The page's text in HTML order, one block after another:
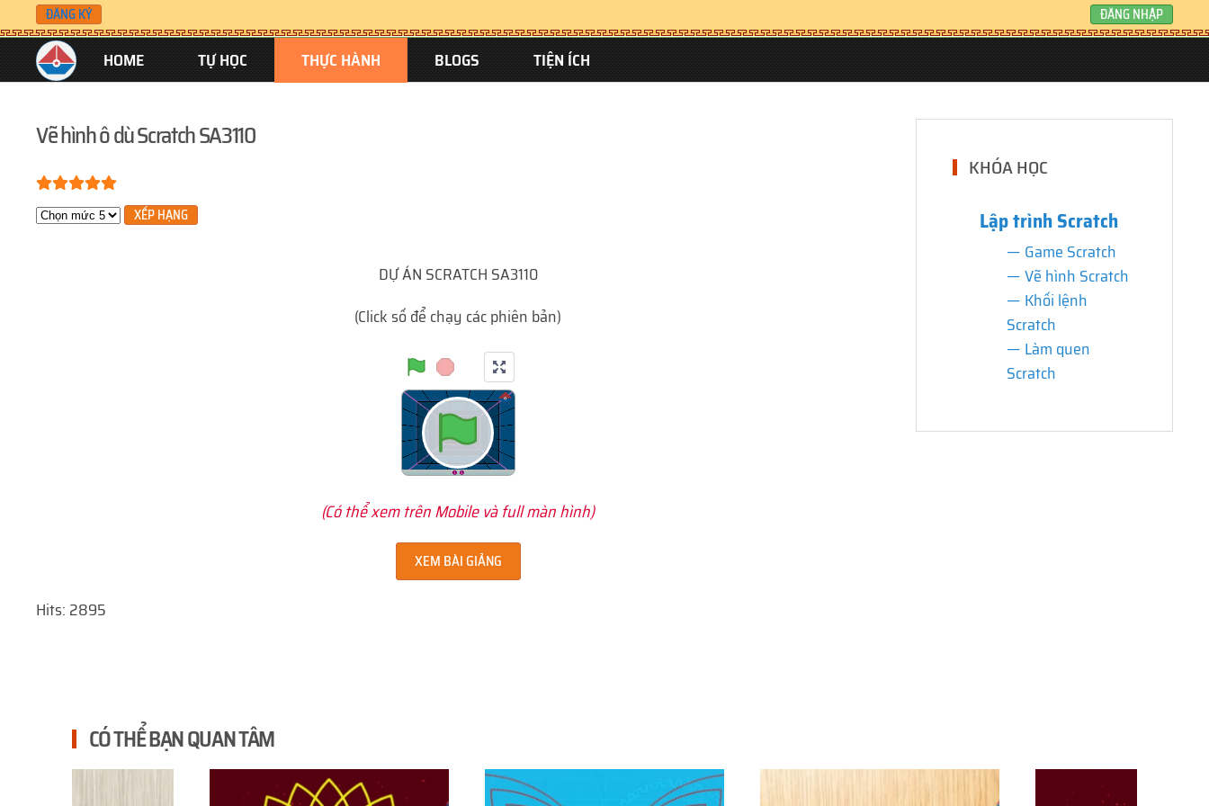
Skip to main content
ĐĂNG KÝ ĐĂNG NHẬP
HOME TỰ HỌC THỰC HÀNH BLOGS TIỆN ÍCH
Vẽ hình ô dù Scratch SA3110
Bạn đánh giá:
Xin hãy xếp hạng
DỰ ÁN SCRATCH SA3110
(Click số để chạy các phiên bản)
(Có thể xem trên Mobile và full màn hình)
XEM BÀI GIẢNG
Hits: 2895
KHÓA HỌC
Lập trình Scratch
Game Scratch
Vẽ hình Scratch
Khối lệnh
Scratch
Làm quen
Scratch
CÓ THỂ BẠN QUAN TÂM